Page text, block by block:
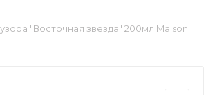
"Восточная звезда" 200мл Maison